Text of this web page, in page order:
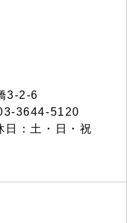
3-2-6
3644-5120
：土・日・祝